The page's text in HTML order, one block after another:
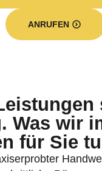
ANRUFEN
Was wir
für Sie